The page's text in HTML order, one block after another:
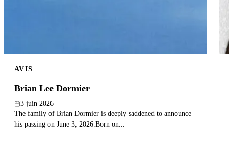
AVIS
Brian Lee Dormier
3 juin 2026
The family of Brian Dormier is deeply saddened to announce
his passing on June 3, 2026.Born on...